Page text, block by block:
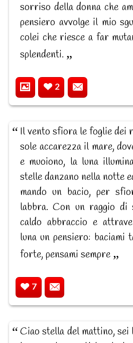
sorriso della donna che
pensiero avvolge il mio
colei che riesce a far
splendenti.
2
Il vento sfiora le foglie dei
sole accarezza il mare,
e muoiono, la luna
stelle danzano nella notte
mando un bacio, per
labbra. Con un raggio di
caldo abbraccio e
luna un pensiero: baciami
forte, pensami sempre
7
Ciao stella del mattino,